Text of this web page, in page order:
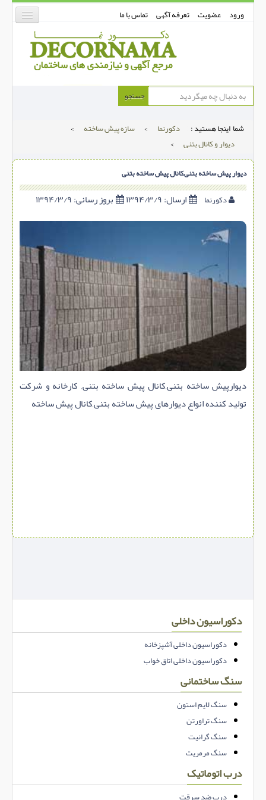
ورود عضویت تعرفه آگهی تماس با ما
دکورنما
دیوارپوش
دکوراسیون داخلی
درب و پنجره
بتن-بتون
شهری ترافیکی
ساخت و ساز
سازه پیش ساخته
سنگ ساختمانی
عایق ساختمان
سرویس بهداشتی
پله,نرده,حفاظ
برقی,روشنایی,ایمنی
تاسیسات ساختمان
جستجو
شما اینجا هستید : دکورنما > سازه پیش ساخته
>
دیوار و کانال بتنی
>
دیوار پیش ساخته بتنی,کانال پیش ساخته بتنی
دکورنما ارسال:۱۳۹۴/۳/۹ بروز رسانی:
دیوارپیش ساخته بتنی,کانال پیش ساخته بتنی, کارخانه و شرکت
تولید کننده انواع دیوارهای پیش ساخته بتنی,کانال پیش ساخته
دکوراسیون داخلی
دکوراسیون داخلی آشپزخانه
دکوراسیون داخلی اتاق خواب
سنگ ساختمانی
سنگ لایم استون
سنگ تراورتن
سنگ گرانیت
سنگ مرمریت
درب اتوماتیک